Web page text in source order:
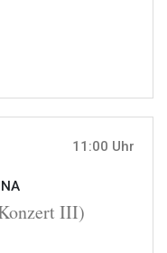
11:00 Uhr
III)